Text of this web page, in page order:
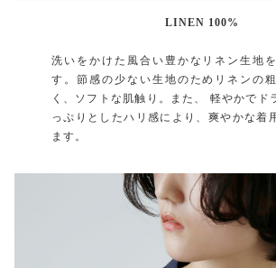
LINEN 100%
洗いをかけた風合い豊かなリネン生地
す。節感の少ない生地のためリネンの
く、ソフトな肌触り。また、 軽やかでド
っぷりとしたハリ感により、爽やかな着
ます。